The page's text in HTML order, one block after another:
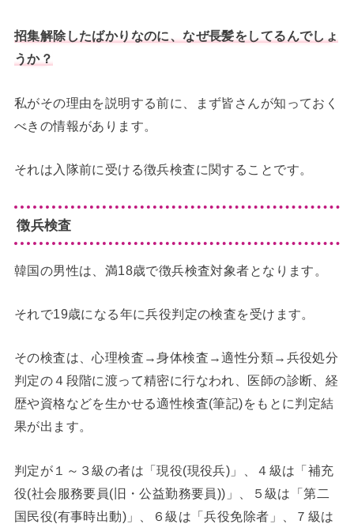
招集解除したばかりなのに、なぜ長髪をしてるんでしょ
うか？
私がその理由を説明する前に、まず皆さんが知っておく
べきの情報があります。
それは入隊前に受ける徴兵検査に関することです。
徴兵検査
韓国の男性は、満18歳で徴兵検査対象者となります。
それで19歳になる年に兵役判定の検査を受けます。
その検査は、心理検査→身体検査→適性分類→兵役処分
判定の４段階に渡って精密に行なわれ、医師の診断、経
歴や資格などを生かせる適性検査(筆記)をもとに判定結
果が出ます。
判定が１～３級の者は「現役(現役兵)」、４級は「補充
役(社会服務要員(旧・公益勤務要員))」、５級は「第二
国民役(有事時出動)」、６級は「兵役免除者」、７級は